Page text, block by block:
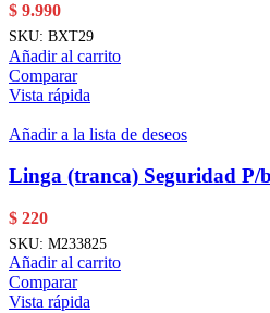
$ 9.990
SKU: BXT29
Añadir al carrito
Comparar
Vista rápida
Añadir a la lista de deseos
Linga (tranca) Seguridad P/
$ 220
SKU: M233825
Añadir al carrito
Comparar
Vista rápida